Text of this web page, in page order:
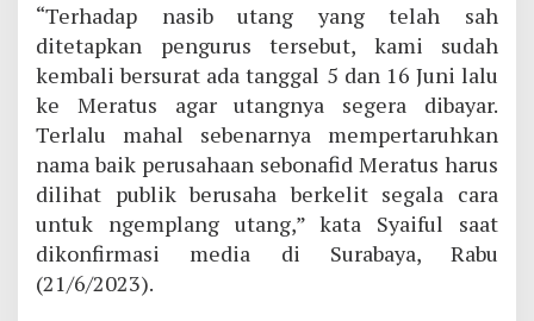
“Terhadap nasib utang yang telah sah
ditetapkan pengurus tersebut, kami sudah
kembali bersurat ada tanggal 5 dan 16 Juni lalu
ke Meratus agar utangnya segera dibayar.
Terlalu mahal sebenarnya mempertaruhkan
nama baik perusahaan sebonafid Meratus harus
dilihat publik berusaha berkelit segala cara
untuk ngemplang utang,” kata Syaiful saat
dikonfirmasi media di Surabaya, Rabu
(21/6/2023).